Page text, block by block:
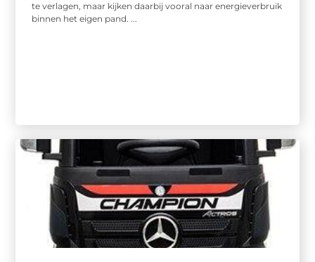
te verlagen, maar kijken daarbij vooral naar energieverbruik
binnen het eigen pand. ...